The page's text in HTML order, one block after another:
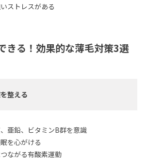
ストレスがある
きる！効果的な薄毛対策3選
整える
亜鉛、ビタミンB群を意識
を心がける
ながる有酸素運動